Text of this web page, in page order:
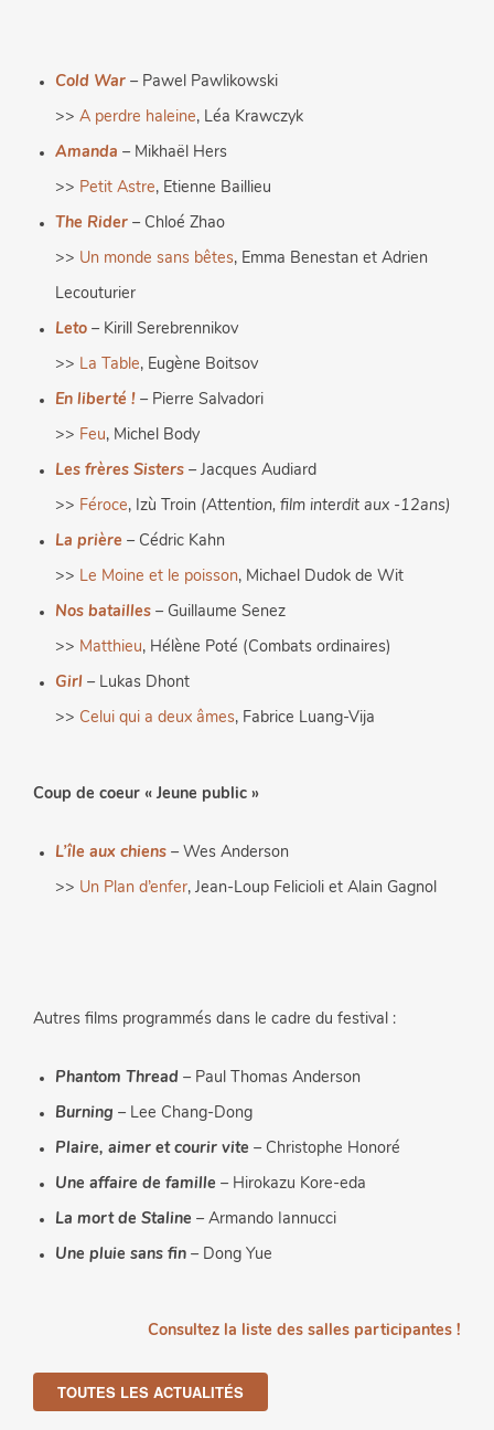
Cold War – Pawel Pawlikowski
>> A perdre haleine, Léa Krawczyk
Amanda – Mikhaël Hers
>> Petit Astre, Etienne Baillieu
The Rider – Chloé Zhao
>> Un monde sans bêtes, Emma Benestan et Adrien
Lecouturier
Leto – Kirill Serebrennikov
>> La Table, Eugène Boitsov
En liberté ! – Pierre Salvadori
>> Feu, Michel Body
Les frères Sisters – Jacques Audiard
>> Féroce, Izù Troin (Attention, film interdit aux -12ans)
La prière – Cédric Kahn
>> Le Moine et le poisson, Michael Dudok de Wit
Nos batailles – Guillaume Senez
>> Matthieu, Hélène Poté (Combats ordinaires)
Girl – Lukas Dhont
>> Celui qui a deux âmes, Fabrice Luang-Vija
Coup de coeur « Jeune public »
L’île aux chiens – Wes Anderson
>> Un Plan d’enfer, Jean-Loup Felicioli et Alain Gagnol
Autres films programmés dans le cadre du festival :
Phantom Thread – Paul Thomas Anderson
Burning – Lee Chang-Dong
Plaire, aimer et courir vite – Christophe Honoré
Une affaire de famille – Hirokazu Kore-eda
La mort de Staline – Armando Iannucci
Une pluie sans fin – Dong Yue
Consultez la liste des salles participantes !
TOUTES LES ACTUALITÉS